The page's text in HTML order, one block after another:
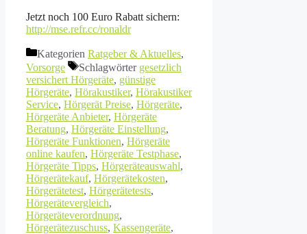
Jetzt noch 100 Euro Rabatt sichern:
http://mse.refr.cc/ronaldr
Kategorien Ratgeber & Aktuelles,
Vorsorge
Schlagwörter gesetzlich
versichert Hörgeräte, günstige
Hörgeräte, Hörakustiker, Hörakustiker
Service, Hörgerät Preise, Hörgeräte,
Hörgeräte Anbieter, Hörgeräte
Beratung, Hörgeräte Einstellung,
Hörgeräte Funktionen, Hörgeräte
online kaufen, Hörgeräte Testphase,
Hörgeräte Tipps, Hörgeräteauswahl,
Hörgerätekauf, Hörgerätekosten,
Hörgerätetest, Hörgerätetests,
Hörgerätevergleich,
Hörgeräteverordnung,
Hörgerätezuschuss, Kassengeräte,